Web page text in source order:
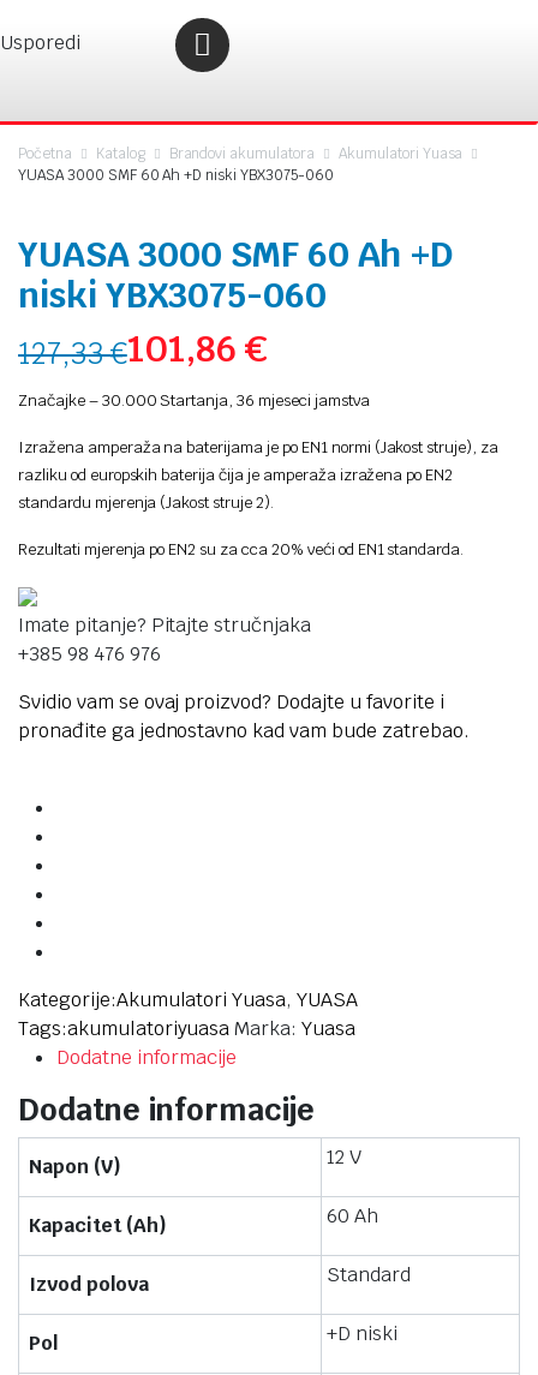
Početna Katalog Brandovi akumulatora
Akumulatori Yuasa
YUASA 3000 SMF 60 Ah +D niski YBX3075-060
YUASA 3000 SMF 60 Ah +D
niski YBX3075-060
127,33€101,86€
Značajke – 30.000 Startanja, 36 mjeseci jamstva
Izražena amperaža na baterijama je po EN1 normi (Jakost struje), za
razliku od europskih baterija čija je amperaža izražena po EN2
standardu mjerenja (Jakost struje 2).
Rezultati mjerenja po EN2 su za cca 20% veći od EN1 standarda.
Imate pitanje? Pitajte stručnjaka
+385 98 476 976
Svidio vam se ovaj proizvod? Dodajte u favorite i
pronađite ga jednostavno kad vam bude zatrebao.
Kategorije:Akumulatori Yuasa,YUASA
Tags:akumulatoriyuasa Marka:Yuasa
Dodatne informacije
Dodatne informacije
Napon (V) 12 V
Kapacitet (Ah) 60 Ah
Izvod polova Standard
Pol +D niski
Usporedi